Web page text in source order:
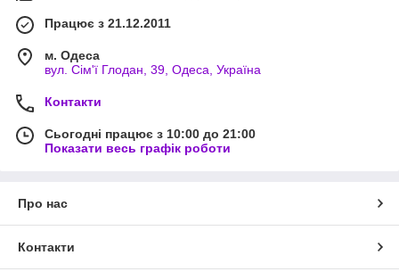
Працює з 21.12.2011
м. Одеса
вул. Сім'ї Глодан, 39, Одеса, Україна
Контакти
Сьогодні працює з 10:00 до 21:00
Показати весь графік роботи
Про нас
Контакти